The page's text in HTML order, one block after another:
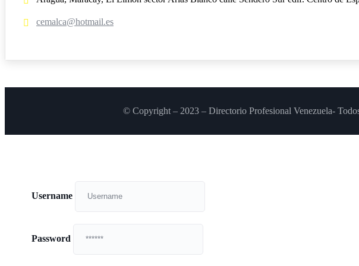
cemalca@hotmail.es
© Copyright – 2023 – Directorio Profesional Venezuela-
Username
Password